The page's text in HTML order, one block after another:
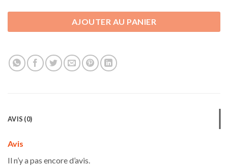
AJOUTER AU PANIER
AVIS (0)
Avis
Il n’y a pas encore d’avis.